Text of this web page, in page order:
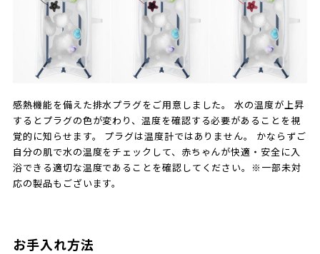
感熱機能を備えた排水プラグをご用意しました。 水の温度が上昇
するとプラグの色が変わり、温度を確認する必要があることを視
覚的に知らせます。 プラグは温度計ではありません。 かならずご
自分の肌で水の温度をチェックして、赤ちゃんが快適・安全に入
浴できる適切な温度であることを確認してください。※一部未対
応の製品もございます。
お手入れ方法